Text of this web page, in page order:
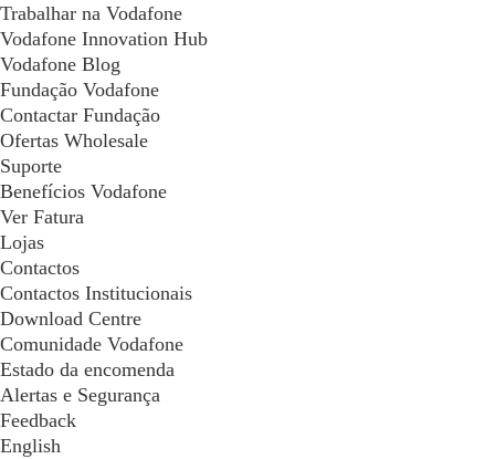
Trabalhar na Vodafone
Vodafone Innovation Hub
Vodafone Blog
Fundação Vodafone
Contactar Fundação
Ofertas Wholesale
Suporte
Benefícios Vodafone
Ver Fatura
Lojas
Contactos
Contactos Institucionais
Download Centre
Comunidade Vodafone
Estado da encomenda
Alertas e Segurança
Feedback
English